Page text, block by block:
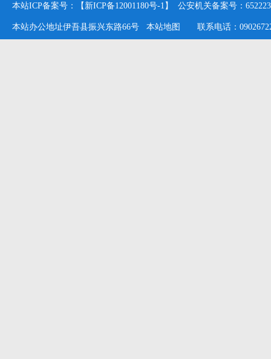
本站ICP备案号：【新ICP备12001180号-1】 公安机关备案号：
本站办公地址伊吾县振兴东路66号 本站地图 联系电话：